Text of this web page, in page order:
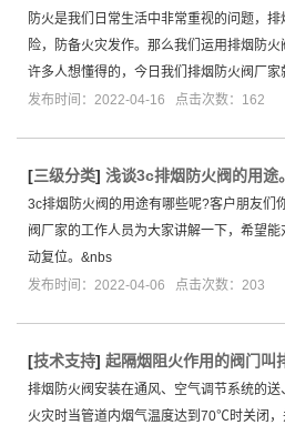
防火是我们日常生活中非常重视的问题，
险，防备火灾发作。那么我们运用排烟防
许多人想懂得的，今日我们排烟防火阀厂
发布时间：2022-04-16 点击次数：162
[三级分类] 浅谈3c排烟防火阀的用途。
3c排烟防火阀的用途有哪些呢?客户朋友们
阀厂家的工作人员为大家讲解一下，希望
动复位。&nbs
发布时间：2022-04-06 点击次数：203
[技术支持] 起隔烟阻火作用的阀门叫
排烟防火阀安装在通风、空气调节系统的送
火灾时当管道内烟气温度达到70℃时关闭